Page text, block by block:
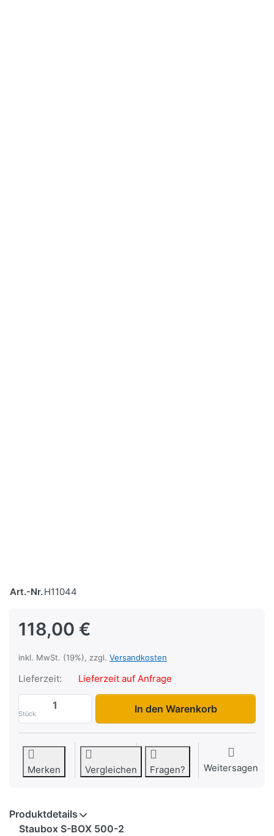
Art.-Nr.H11044
118,00 €
inkl. MwSt. (19%), zzgl. Versandkosten
Lieferzeit: Lieferzeit auf Anfrage
Stück
S-Box 500-2 zu 118,00 €, Menge 1.
In den Warenkorb
Merken Vergleichen Fragen? Weitersagen
Produktdetails
Staubox S-BOX 500-2